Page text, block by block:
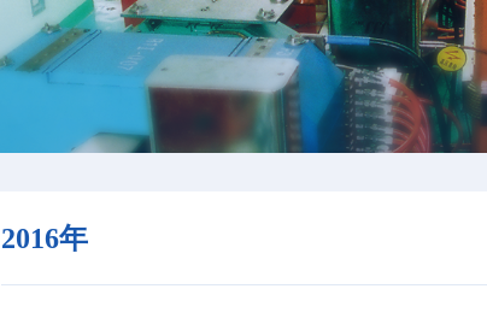
2016年